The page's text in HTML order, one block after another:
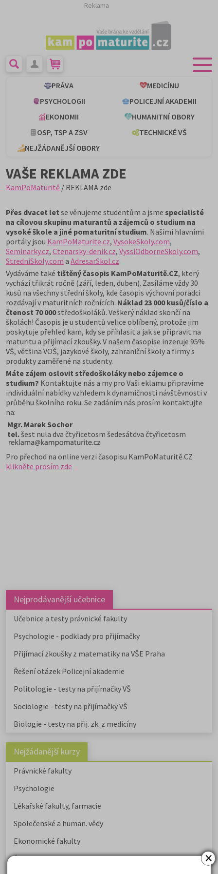
×
Reklama
PRÁVA
MEDICÍNU
PSYCHOLOGII
POLICEJNÍ AKADEMII
EKONOMII
HUMANITNÍ OBORY
OSP, TSP A ZSV
TECHNICKÉ VŠ
NEJŽÁDANĚJŠÍ OBORY
VAŠE REKLAMA ZDE
KamPoMaturitě / REKLAMA zde
Přes dvacet let se věnujeme studentům a jsme specialisté
na cílovou skupinu maturantů a zájemců o studium na
vysoké škole a jiné pomaturitní studium. Našimi hlavními
portály jsou KamPoMaturite.cz, VysokeSkoly.com,
Seminarky.cz, Ctenarsky-denik.cz, VyssiOdborneSkoly.com,
StredniSkoly.com a AdresarSkol.cz.
Vydáváme také tištěný časopis KamPoMaturitě.CZ, který
vychází třikrát ročně (září, leden, duben). Zasíláme vždy 30
kusů na všechny střední školy, kde časopis výchovní poradci
rozdávají v maturitních ročnících. Náklad 23 000 kusů/číslo a
čtenost 70 000středoškoláků. Veškerý náklad skončí na
školách! Časopis je u studentů velice oblíbený, protože jim
poskytuje přehled kam, kdy se příhlasit a jak se připravit na
maturitu a přijímací zkoušky. V našem časopise inzeruje 95%
VŠ, většina VOŠ, jazykové školy, zahraniční školy a firmy s
produkty zaměřené na studenty.
Máte zájem oslovit středoškoláky nebo zájemce o
studium? Kontaktujte nás a my pro Vaši eklamu připravíme
individuální nabídky vzhledem k dynamičnosti návštěvnosti v
průběhu školního roku. Se zadáním nás prosím kontaktujte
na:
Mgr. Marek Sochor
tel. šest nula dva čtyřicetosm šedesátdva čtyřicetosm
Pro přechod na online verzi časopisu KamPoMaturitě.CZ
klikněte prosím zde
Nejprodávanější učebnice
Učebnice a testy právnické fakulty
Psychologie - podklady pro přijímačky
Přijímací zkoušky z matematiky na VŠE Praha
Řešení otázek Policejní akademie
Politologie - testy na přijímačky VŠ
Sociologie - testy na přijímačky VŠ
Biologie - testy na přij. zk. z medicíny
Nejžádanější kurzy
Právnické fakulty
Psychologie
Lékařské fakulty, farmacie
Společenské a human. vědy
Ekonomické fakulty
Žurnalistika